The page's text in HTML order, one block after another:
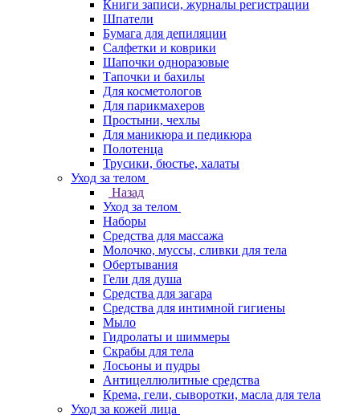
Книги записи, журналы регистрации
Шпатели
Бумага для депиляции
Салфетки и коврики
Шапочки одноразовые
Тапочки и бахилы
Для косметологов
Для парикмахеров
Простыни, чехлы
Для маникюра и педикюра
Полотенца
Трусики, бюстье, халаты
Уход за телом
Назад
Уход за телом
Наборы
Средства для массажа
Молочко, муссы, сливки для тела
Обертывания
Гели для душа
Средства для загара
Средства для интимной гигиены
Мыло
Гидролаты и шиммеры
Скрабы для тела
Лосьоны и пудры
Антицеллюлитные средства
Крема, гели, сыворотки, масла для тела
Уход за кожей лица